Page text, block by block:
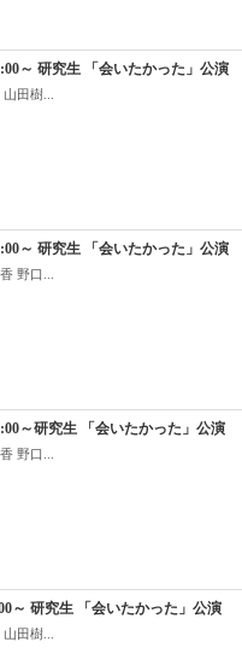
～ 研究生 「会いたかった」公演
田樹...
～ 研究生 「会いたかった」公演
野口...
～研究生 「会いたかった」公演
野口...
～ 研究生 「会いたかった」公演
田樹...